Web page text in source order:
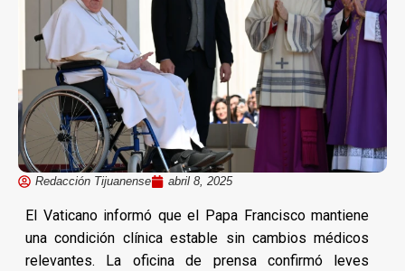
Redacción Tijuanense abril 8, 2025
El Vaticano informó que el Papa Francisco mantiene
una condición clínica estable sin cambios médicos
relevantes. La oficina de prensa confirmó leves